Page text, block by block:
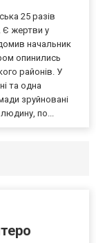
25 разів
Є жертви у
начальник
опинились
районів. У
та одна
зруйновані
по...